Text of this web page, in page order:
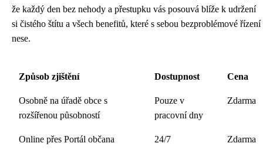
že každý den bez nehody a přestupku vás posouvá blíže k udržení
si čistého štítu a všech benefitů, které s sebou bezproblémové řízení
nese.
Způsob zjištění Dostupnost Cena
Osobně na úřadě obce s
rozšířenou působností
Pouze v
pracovní dny
Zdarma
Online přes Portál občana 24/7 Zdarma